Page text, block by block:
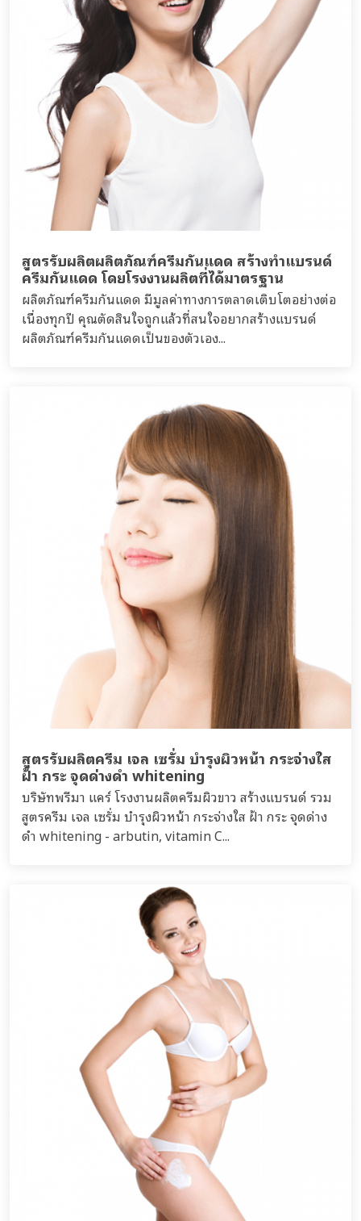
สูตรรับผลิตผลิตภัณฑ์ครีมกันแดด สร้างทำแบรนด์
ครีมกันแดด โดยโรงงานผลิตที่ได้มาตรฐาน
ผลิตภัณฑ์ครีมกันแดด มีมูลค่าทางการตลาดเติบโตอย่างต่อ
เนื่องทุกปี คุณตัดสินใจถูกแล้วที่สนใจอยากสร้างแบรนด์
ผลิตภัณฑ์ครีมกันแดดเป็นของตัวเอง...
สูตรรับผลิตครีม เจล เซรั่ม บำรุงผิวหน้า กระจ่างใส
ฝ้า กระ จุดด่างดำ whitening
บริษัทพรีมา แคร์ โรงงานผลิตครีมผิวขาว สร้างแบรนด์ รวม
สูตรครีม เจล เซรั่ม บำรุงผิวหน้า กระจ่างใส ฝ้า กระ จุดด่าง
ดำ whitening - arbutin, vitamin C...